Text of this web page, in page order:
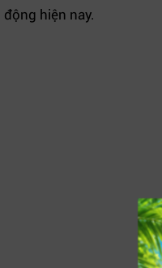
hiện nay.